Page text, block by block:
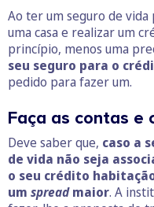
Ao ter um seguro de
uma casa e realizar um
princípio, menos uma
seu seguro para o
pedido para fazer um.
Faça as contas e
Deve saber que, caso a
de vida não seja
o seu crédito
um spreadmaior. A